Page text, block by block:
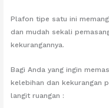
Plafon tipe satu ini
dan mudah sekali
kekurangannya.
Bagi Anda yang ingin
kelebihan dan kekurangan
langit ruangan :